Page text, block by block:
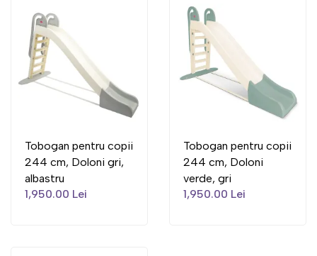
Tobogan pentru copii
244 cm, Doloni gri,
albastru
1,950.00 Lei
Tobogan pentru copii
244 cm, Doloni
verde, gri
1,950.00 Lei